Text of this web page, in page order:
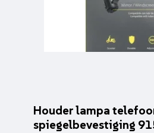
Houder lampa
spiegelbevestiging